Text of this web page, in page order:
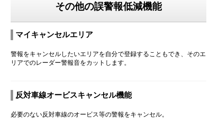
その他の誤警報低減機能
マイキャンセルエリア
警報をキャンセルしたいエリアを自分で登録することもでき、そのエ
リアでのレーダー警報音をカットします。
反対車線オービスキャンセル機能
必要のない反対車線のオービス等の警報をキャンセル。